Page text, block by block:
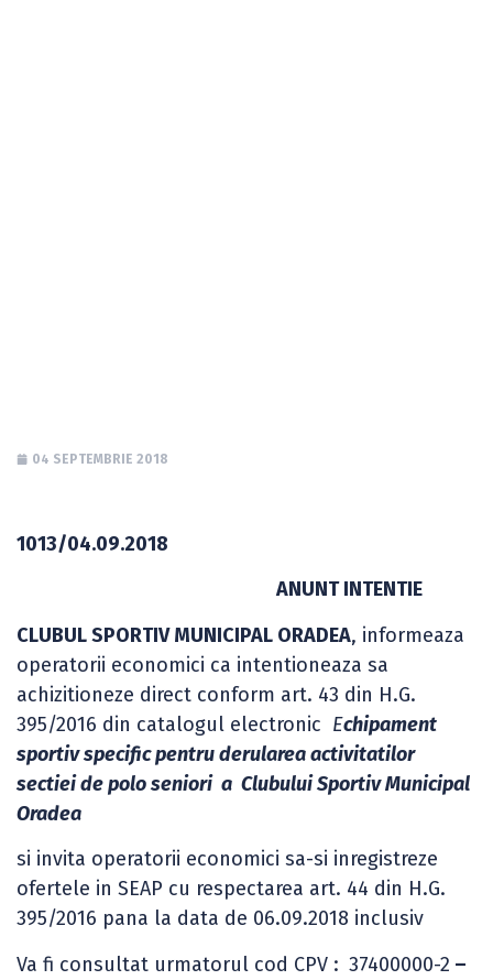
04 SEPTEMBRIE 2018
1013/04.09.2018
ANUNT INTENTIE
CLUBUL SPORTIV MUNICIPAL ORADEA, informeaza
operatorii economici ca intentioneaza sa
achizitioneze direct conform art. 43 din H.G.
395/2016 din catalogul electronic Echipament
sportiv specific pentru derularea activitatilor
sectiei de polo seniori a Clubului Sportiv Municipal
Oradea
si invita operatorii economici sa-si inregistreze
ofertele in SEAP cu respectarea art. 44 din H.G.
395/2016 pana la data de 06.09.2018 inclusiv
Va fi consultat urmatorul cod CPV : 37400000-2 –